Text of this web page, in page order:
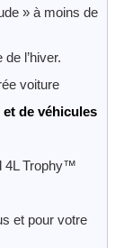
» à moins de
l’hiver.
voiture
de véhicules
4L Trophy™
et pour votre